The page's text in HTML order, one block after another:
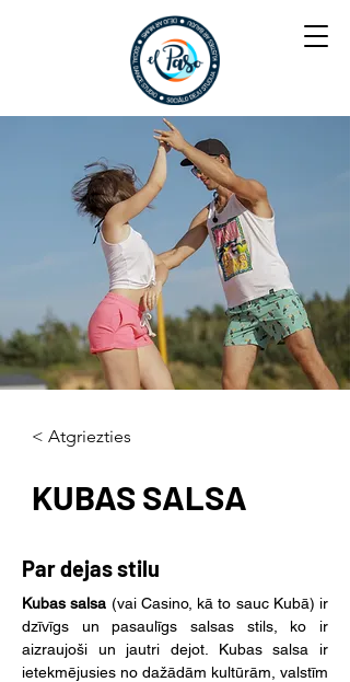
< Atgriezties
KUBAS SALSA
Par dejas stilu
Kubas salsa (vai Casino, kā to sauc Kubā) ir
dzīvīgs un pasaulīgs salsas stils, ko ir
aizraujoši un jautri dejot. Kubas salsa ir
ietekmējusies no dažādām kultūrām, valstīm